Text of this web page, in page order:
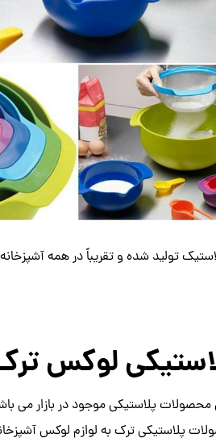
تولید شده و تقریباً در همه
لوکس
پلاستیکی موجود در بازار می
پلاستیکی ترک به لوازم لوکس